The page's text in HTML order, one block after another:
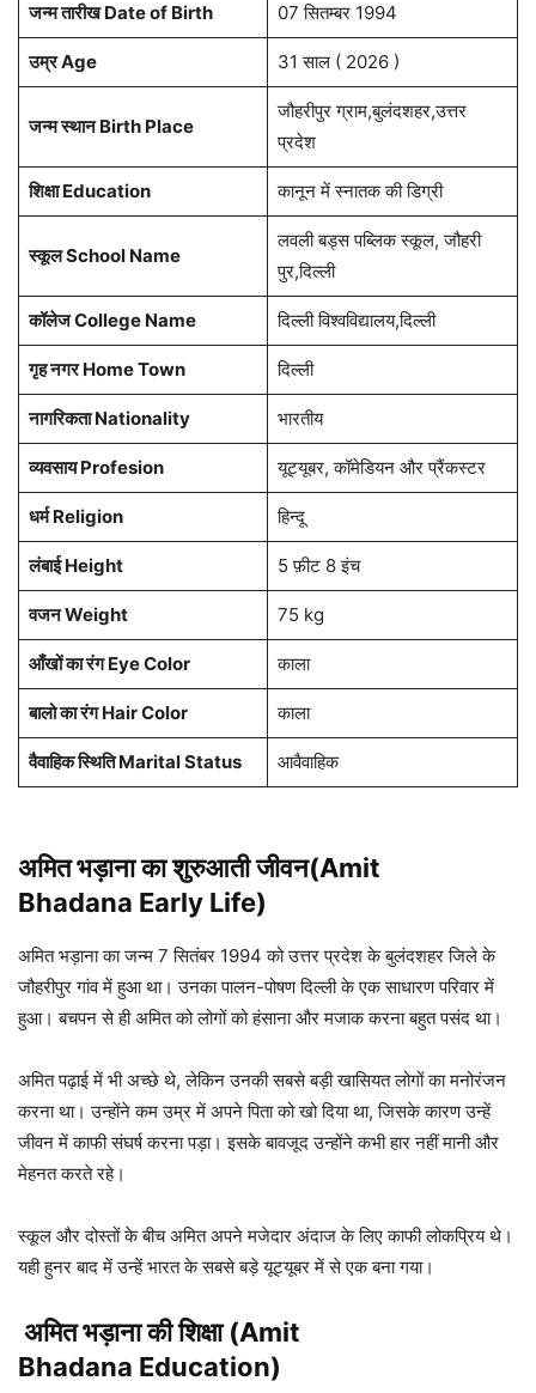
जन्म तारीख Date of Birth 07 सितम्बर 1994
उम्र Age 31 साल ( 2026 )
जन्म स्थान Birth Place
जौहरीपुर ग्राम,बुलंदशहर,उत्तर
प्रदेश
शिक्षा Education कानून में स्नातक की डिग्री
स्कूल School Name
लवली बड्स पब्लिक स्कूल, जौहरी
पुर,दिल्ली
कॉलेज College Name दिल्ली विश्वविद्यालय,दिल्ली
गृह नगर Home Town दिल्ली
नागरिकता Nationality भारतीय
व्यवसाय Profesion यूट्यूबर, कॉमेडियन और प्रैंकस्टर
धर्म Religion हिन्दू
लंबाई Height 5 फ़ीट 8 इंच
वजन Weight 75 kg
आँखों का रंग Eye Color काला
बालो का रंग Hair Color काला
वैवाहिक स्थिति Marital Status आवैवाहिक
अमित भड़ाना का शुरुआती जीवन(Amit
Bhadana Early Life)
अमित भड़ाना का जन्म 7 सितंबर 1994 को उत्तर प्रदेश के बुलंदशहर जिले के
जौहरीपुर गांव में हुआ था। उनका पालन-पोषण दिल्ली के एक साधारण परिवार में
हुआ। बचपन से ही अमित को लोगों को हंसाना और मजाक करना बहुत पसंद था।
अमित पढ़ाई में भी अच्छे थे, लेकिन उनकी सबसे बड़ी खासियत लोगों का मनोरंजन
करना था। उन्होंने कम उम्र में अपने पिता को खो दिया था, जिसके कारण उन्हें
जीवन में काफी संघर्ष करना पड़ा। इसके बावजूद उन्होंने कभी हार नहीं मानी और
मेहनत करते रहे।
स्कूल और दोस्तों के बीच अमित अपने मजेदार अंदाज के लिए काफी लोकप्रिय थे।
यही हुनर बाद में उन्हें भारत के सबसे बड़े यूट्यूबर में से एक बना गया।
अमित भड़ाना की शिक्षा (Amit
Bhadana Education)